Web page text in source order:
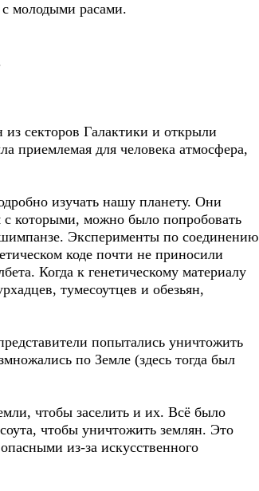
молодыми расами.
из секторов Галактики и открыли
приемлемая для человека атмосфера,
изучать нашу планету. Они
с которыми, можно было попробовать
Эксперименты по соединению
коде почти не приносили
Когда к генетическому материалу
тумесоутцев и обезьян,
попытались уничтожить
по Земле (здесь тогда был
чтобы заселить и их. Всё было
чтобы уничтожить землян. Это
из-за искусственного